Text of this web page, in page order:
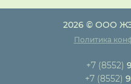
2026 © ООО
Политика
+7 (8552)
+7 (8552)